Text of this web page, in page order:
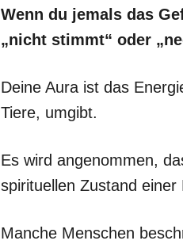
Wenn du jemals das
„nicht stimmt“ oder
Deine Aura ist das
Tiere, umgibt.
Es wird angenommen,
spirituellen Zustand
Manche Menschen